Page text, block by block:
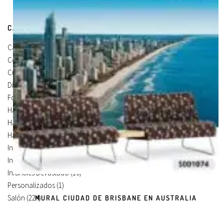
MURAL CIUDAD DE BRISBANE EN AUSTRALIA
CATEGORÍAS DE PRODUCTOS
Carteles Para Puertas (3)
Cocina(13)
Cuadros en Vinilos (105)
Diseños en Vinilo(8)
Foto Lienzo(51)
Habitación(4)
Habitación Corte(3)
Habitación Devastado(1)
Infantiles(75)
Infantiles Corte (65)
Infantiles Devastado (10)
Personalizados (1)
Salón (224)